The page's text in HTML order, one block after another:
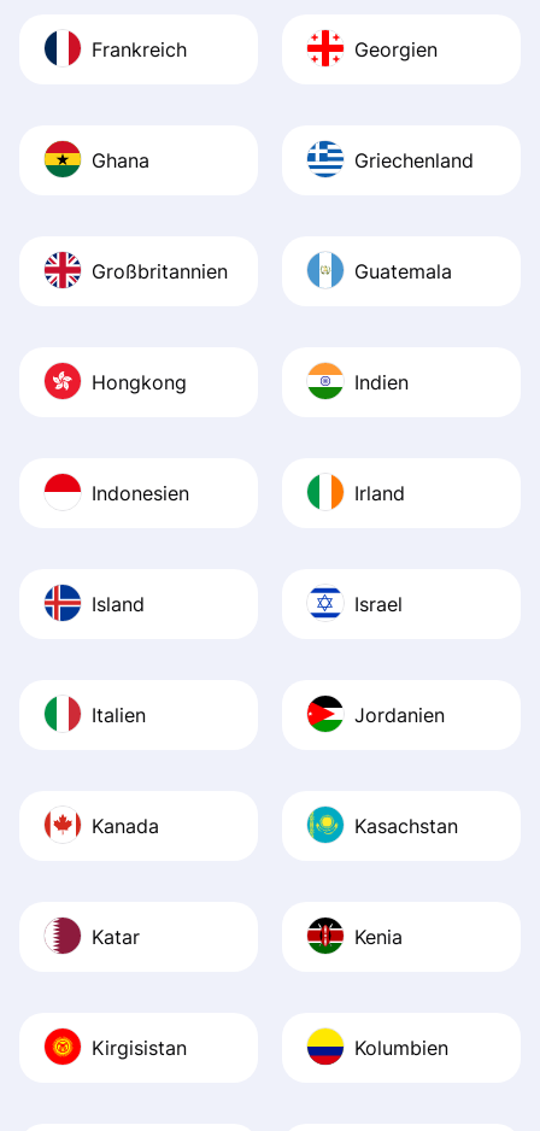
Frankreich Georgien
Ghana Griechenland
Großbritannien Guatemala
Hongkong Indien
Indonesien Irland
Island Israel
Italien Jordanien
Kanada Kasachstan
Katar Kenia
Kirgisistan Kolumbien